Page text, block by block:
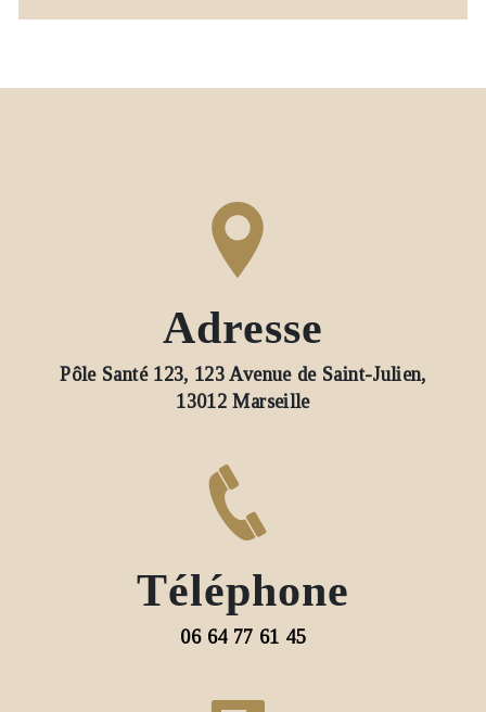
Adresse
Pôle Santé 123, 123 Avenue de Saint-Julien,
13012 Marseille
Téléphone
06 64 77 61 45